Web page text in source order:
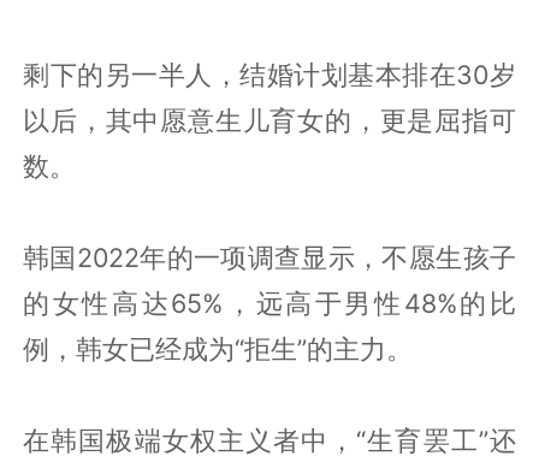
剩下的另一半人，结婚计划基本排在30岁
以后，其中愿意生儿育女的，更是屈指可
数。
韩国2022年的一项调查显示，不愿生孩子
的女性高达65%，远高于男性48%的比
例，韩女已经成为“拒生”的主力。
在韩国极端女权主义者中，“生育罢工”还